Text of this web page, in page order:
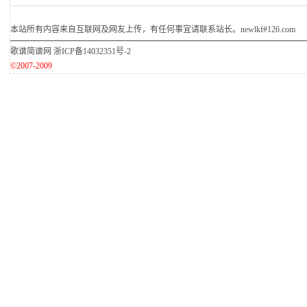
本站所有内容来自互联网及网友上传，有任何事宜请联系站长。newlkf#126.com
歌谱简谱网 浙ICP备14032351号-2
©2007-2009